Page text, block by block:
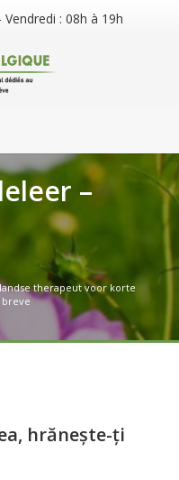
Vendredi : 08h à 19h
–
therapeut voor korte
breve
hrănește-ți